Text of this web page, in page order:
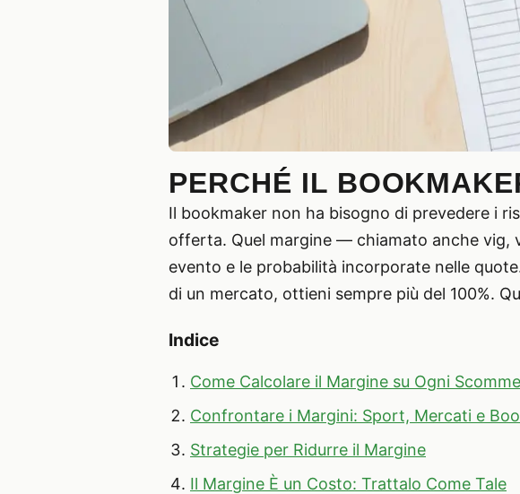
PERCHÉ IL
Il bookmaker non ha bisogno di prevedere i
offerta. Quel margine — chiamato anche vig,
evento e le probabilità incorporate nelle
di un mercato, ottieni sempre più del 100%.
Indice
Come Calcolare il Margine su Ogni
Confrontare i Margini: Sport, Mercati e
Strategie per Ridurre il Margine
Il Margine È un Costo: Trattalo Come Tale